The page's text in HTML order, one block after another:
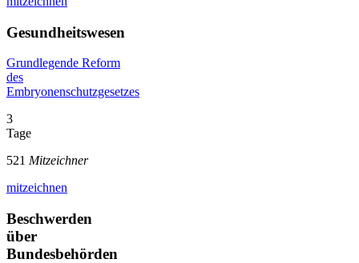
Gesundheitswesen
Grundlegende Reform
des
Embryonenschutzgesetzes
3
Tage
521 Mitzeichner
mitzeichnen
Beschwerden
über
Bundesbehörden